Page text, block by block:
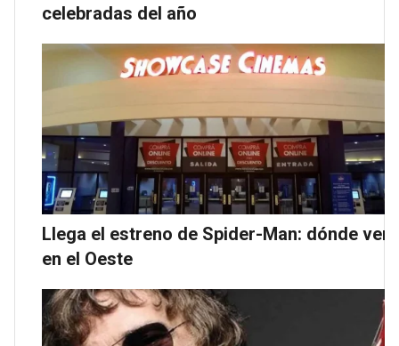
celebradas del año
Llega el estreno de Spider-Man: dónde
en el Oeste